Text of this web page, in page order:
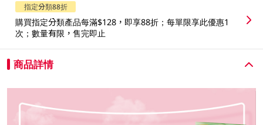
指定分類88折
購買指定分類產品每滿$128，即享88折；每單限享此優惠1
次；數量有限，售完即止
商品詳情